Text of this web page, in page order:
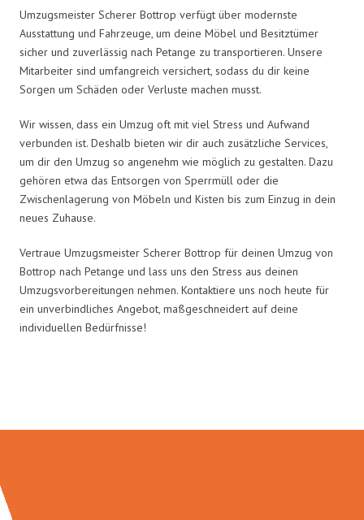
Umzugsmeister Scherer Bottrop verfügt über modernste
Ausstattung und Fahrzeuge, um deine Möbel und Besitztümer
sicher und zuverlässig nach Petange zu transportieren. Unsere
Mitarbeiter sind umfangreich versichert, sodass du dir keine
Sorgen um Schäden oder Verluste machen musst.
Wir wissen, dass ein Umzug oft mit viel Stress und Aufwand
verbunden ist. Deshalb bieten wir dir auch zusätzliche Services,
um dir den Umzug so angenehm wie möglich zu gestalten. Dazu
gehören etwa das Entsorgen von Sperrmüll oder die
Zwischenlagerung von Möbeln und Kisten bis zum Einzug in dein
neues Zuhause.
Vertraue Umzugsmeister Scherer Bottrop für deinen Umzug von
Bottrop nach Petange und lass uns den Stress aus deinen
Umzugsvorbereitungen nehmen. Kontaktiere uns noch heute für
ein unverbindliches Angebot, maßgeschneidert auf deine
individuellen Bedürfnisse!